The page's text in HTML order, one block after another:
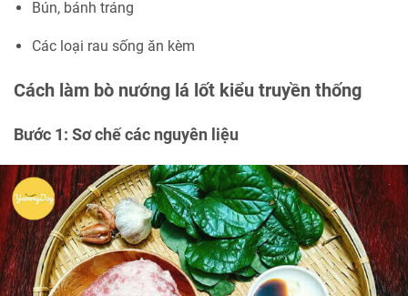
Bún, bánh tráng
Các loại rau sống ăn kèm
Cách làm bò nướng lá lốt kiểu truyền thống
Bước 1: Sơ chế các nguyên liệu